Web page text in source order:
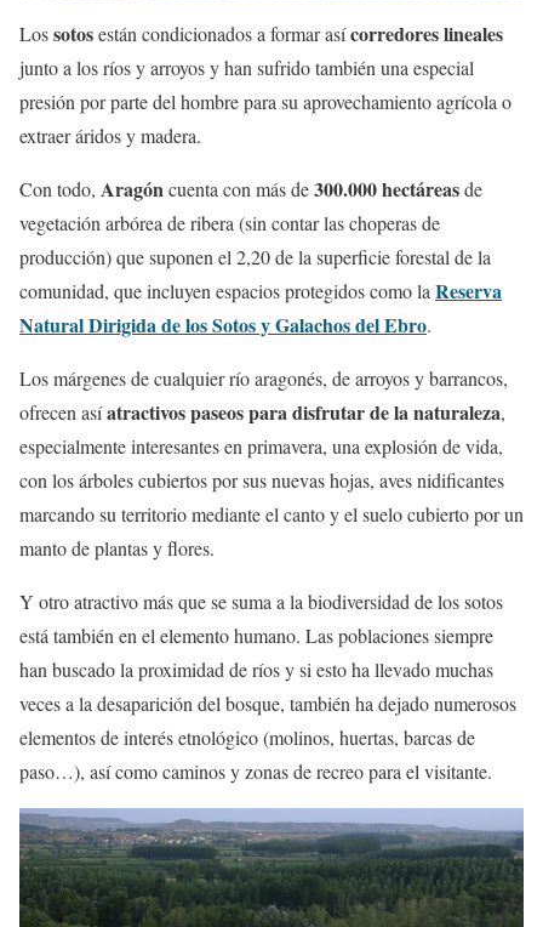
Lossotosestán condicionados a formar asícorredores lineales
junto a los ríos y arroyos y han sufrido también una especial
presión por parte del hombre para su aprovechamiento agrícola o
extraer áridos y madera.
Con todo, Aragón cuenta con más de300.000 hectáreasde
vegetación arbórea de ribera (sin contar las choperas de
producción) que suponen el 2,20 de la superficie forestal de la
comunidad, que incluyen espacios protegidos como la Reserva
Natural Dirigida de los Sotos y Galachos del Ebro.
Los márgenes de cualquier río aragonés, de arroyos y barrancos,
ofrecen asíatractivos paseos para disfrutar de la naturaleza,
especialmente interesantes en primavera, una explosión de vida,
con los árboles cubiertos por sus nuevas hojas, aves nidificantes
marcando su territorio mediante el canto y el suelo cubierto por un
manto de plantas y flores.
Y otro atractivo más que se suma a la biodiversidad de los sotos
está también en el elemento humano. Las poblaciones siempre
han buscado la proximidad de ríos y si esto ha llevado muchas
veces a la desaparición del bosque, también ha dejado numerosos
elementos de interés etnológico (molinos, huertas, barcas de
paso…), así como caminos y zonas de recreo para el visitante.